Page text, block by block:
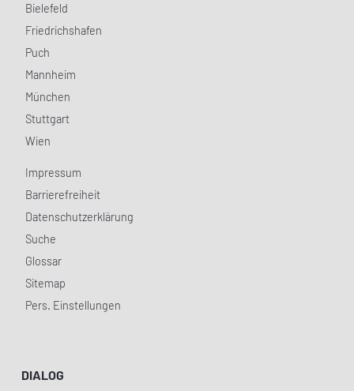
Bielefeld
Friedrichshafen
Puch
Mannheim
München
Stuttgart
Wien
Impressum
Barrierefreiheit
Datenschutzerklärung
Suche
Glossar
Sitemap
Pers. Einstellungen
DIALOG